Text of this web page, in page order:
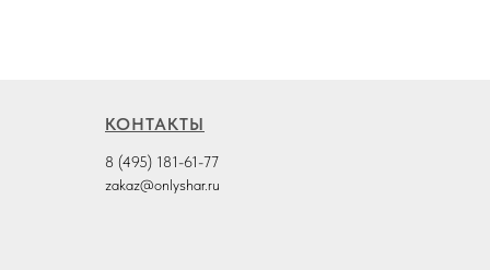
КОНТАКТЫ
8 (495) 181-61-77
zakaz@onlyshar.ru